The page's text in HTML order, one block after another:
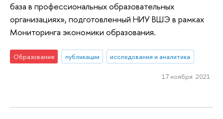
база в профессиональных образовательных
организациях», подготовленный НИУ ВШЭ в рамках
Мониторинга экономики образования.
Образование публикации исследования и аналитика
17 ноября 2021